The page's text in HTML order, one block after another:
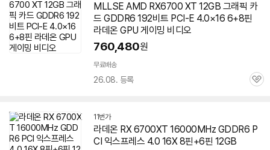
MLLSE AMD RX6700 XT 12GB 그래픽 카
드 GDDR6 192비트 PCI-E 4.0×16 6+8핀
라데온 GPU 게이밍 비디오
760,480원
무료배송
26.08. 등록
관
11번가
라데온 RX6700XT 16000MHz GDDR6 P
CI 익스프레스 4.0 16X 8핀+6핀 12GB